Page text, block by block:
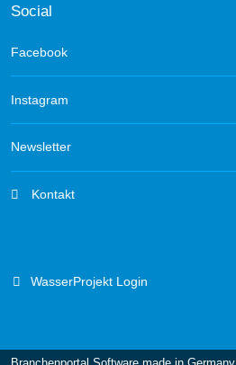
Social
Facebook
Instagram
Newsletter
Kontakt
WasserProjekt Login